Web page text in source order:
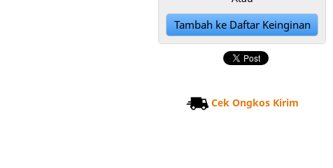
Tambah ke Daftar Keinginan
Cek Ongkos Kirim